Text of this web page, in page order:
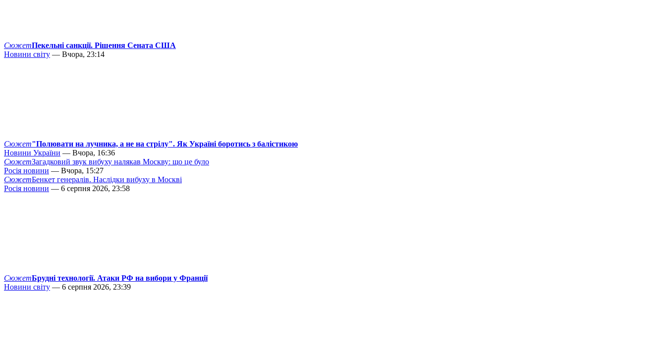
СюжетПекельні санкції. Рішення Сената США
Новини світу — Вчора, 23:14
Сюжет"Полювати на лучника, а не на стрілу". Як Україні боротись з балістикою
Новини України — Вчора, 16:36
СюжетЗагадковий звук вибуху налякав Москву: що це було
Росія новини — Вчора, 15:27
СюжетБенкет генералів. Наслідки вибуху в Москві
Росія новини — 6 серпня 2026, 23:58
СюжетБрудні технології. Атаки РФ на вибори у Франції
Новини світу — 6 серпня 2026, 23:39